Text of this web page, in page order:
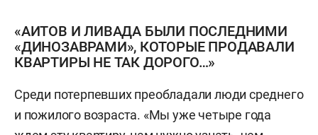
«АИТОВ И ЛИВАДА БЫЛИ ПОСЛЕДНИМИ
«ДИНОЗАВРАМИ», КОТОРЫЕ ПРОДАВАЛИ
КВАРТИРЫ НЕ ТАК ДОРОГО…»
Среди потерпевших преобладали люди среднего
и пожилого возраста. «Мы уже четыре года